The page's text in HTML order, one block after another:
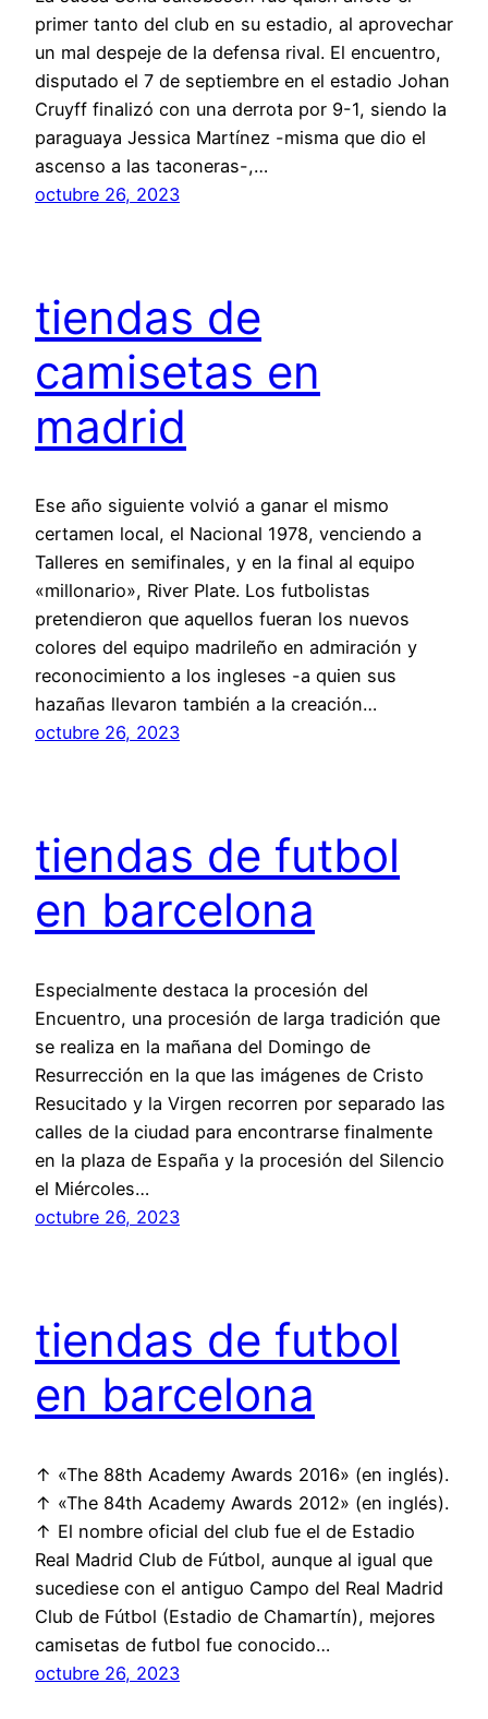
primer tanto del club en su estadio, al aprovechar
un mal despeje de la defensa rival. El encuentro,
disputado el 7 de septiembre en el estadio Johan
Cruyff finalizó con una derrota por 9-1, siendo la
paraguaya Jessica Martínez -misma que dio el
ascenso a las taconeras-,…
octubre 26, 2023
tiendas de
camisetas en
madrid
Ese año siguiente volvió a ganar el mismo
certamen local, el Nacional 1978, venciendo a
Talleres en semifinales, y en la final al equipo
«millonario», River Plate. Los futbolistas
pretendieron que aquellos fueran los nuevos
colores del equipo madrileño en admiración y
reconocimiento a los ingleses -a quien sus
hazañas llevaron también a la creación…
octubre 26, 2023
tiendas de futbol
en barcelona
Especialmente destaca la procesión del
Encuentro, una procesión de larga tradición que
se realiza en la mañana del Domingo de
Resurrección en la que las imágenes de Cristo
Resucitado y la Virgen recorren por separado las
calles de la ciudad para encontrarse finalmente
en la plaza de España y la procesión del Silencio
el Miércoles…
octubre 26, 2023
tiendas de futbol
en barcelona
↑ «The 88th Academy Awards 2016» (en inglés).
↑ «The 84th Academy Awards 2012» (en inglés).
↑ El nombre oficial del club fue el de Estadio
Real Madrid Club de Fútbol, aunque al igual que
sucediese con el antiguo Campo del Real Madrid
Club de Fútbol (Estadio de Chamartín), mejores
camisetas de futbol fue conocido…
octubre 26, 2023